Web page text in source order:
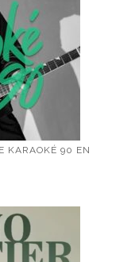
KARAOKÉ 90 EN